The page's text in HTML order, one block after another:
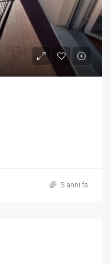
5 anni fa